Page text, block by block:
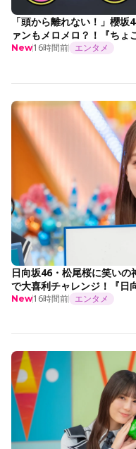
「頭から離れない！」櫻
ァンもメロメロ？！『ちょ
New16時間前 エンタメ
日向坂46・松尾桜に笑い
で大喜利チャレンジ！『日
New16時間前 エンタメ